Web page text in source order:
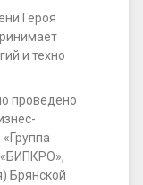
Героя
и техно
проведено
Брянской